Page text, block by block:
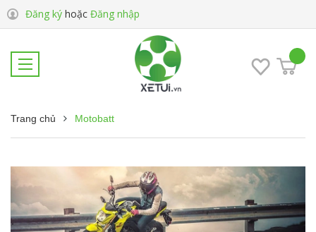
Đăng ký hoặc Đăng nhập
Trang chủ Motobatt